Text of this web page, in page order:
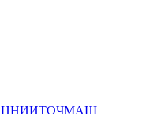
ЦНИИТОЧМАШ